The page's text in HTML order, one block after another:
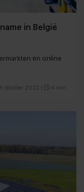
in België
én online
18 oktober 2022 4 min